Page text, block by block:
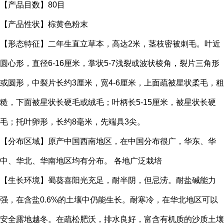
【产品目数】80目
【产品性状】棕黄色粉末
【形态特征】二年生直立草本，高达2米，茎枝密被刺毛。叶近
圆心形，直径6-16厘米，掌状5-7浅裂或波状棱角，裂片三角形
或圆形，中裂片长约3厘米，宽4-6厘米，上面疏被星状柔毛，粗
糙，下面被星状长硬毛或绒毛；叶柄长5-15厘米，被星状长硬
毛；托叶卵形，长约8毫米，先端具3尖。
【分布区域】原产中国西南地区，在中国分布很广，华东、华
中、华北、华南地区均有分布。 各地广泛栽培
【生长环境】蜀葵喜阳光充足，耐半阴，但忌涝。耐盐碱能力
强，在含盐0.6%的土壤中仍能生长。耐寒冷，在华北地区可以
安全露地越冬。在疏松肥沃，排水良好，富含有机质的沙质土壤